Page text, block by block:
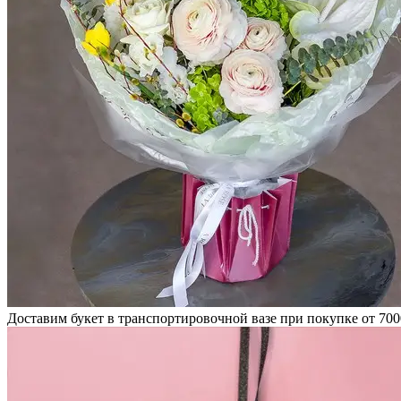
Доставим букет в транспортировочной вазе при покупке от